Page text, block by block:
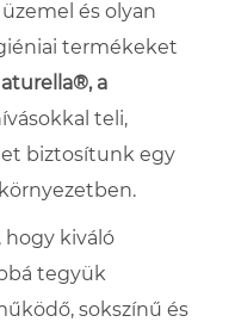
és olyan
termékeket
a
teli,
biztosítunk egy
hogy kiváló
tegyük
sokszínű és